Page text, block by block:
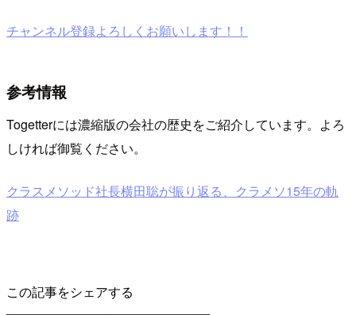
チャンネル登録よろしくお願いします！！
参考情報
Togetterには濃縮版の会社の歴史をご紹介しています。よろ
しければ御覧ください。
クラスメソッド社長横田聡が振り返る、クラメソ15年の軌
跡
この記事をシェアする